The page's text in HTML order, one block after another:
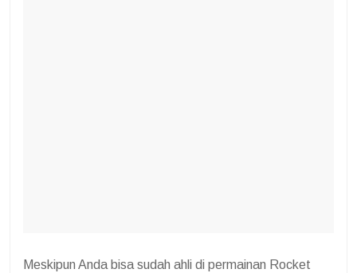
Meskipun Anda bisa sudah ahli di permainan Rocket